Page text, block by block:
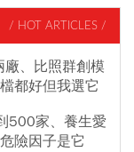
/ HOT ARTICLES /
、比照群創模
都好但我選它
500家、養生愛
險因子是它